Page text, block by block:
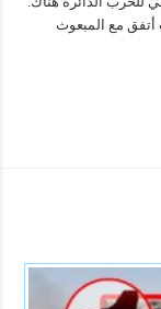
أتفق مع المبعوث